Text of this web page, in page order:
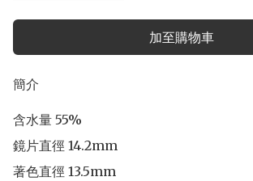
加至購物車
簡介
含水量 55%
鏡片直徑 14.2mm
著色直徑 13.5mm